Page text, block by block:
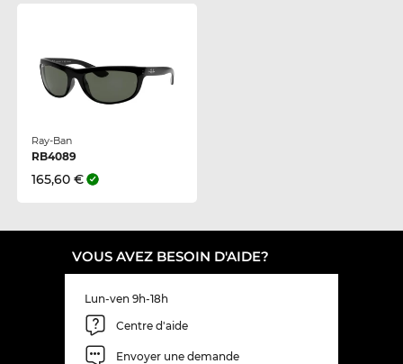
Ray-Ban
RB4089
165,60 €
VOUS AVEZ BESOIN D'AIDE?
Lun-ven 9h-18h
Centre d'aide
Envoyer une demande